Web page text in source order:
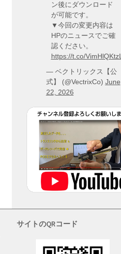
ン後にダウンロード
が可能です。
▼今回の変更内容は
HPのニュースでご確
認ください。
https://t.co/VimHlQKtzL
— ベクトリックス【公
式】 (@VectrixCo) June
22, 2026
サイトのQRコード